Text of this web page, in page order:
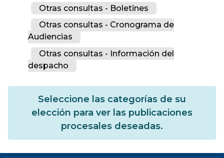
Otras consultas - Boletines
Otras consultas - Cronograma de
Audiencias
Otras consultas - Información del
despacho
Seleccione las categorías de su
elección para ver las publicaciones
procesales deseadas.